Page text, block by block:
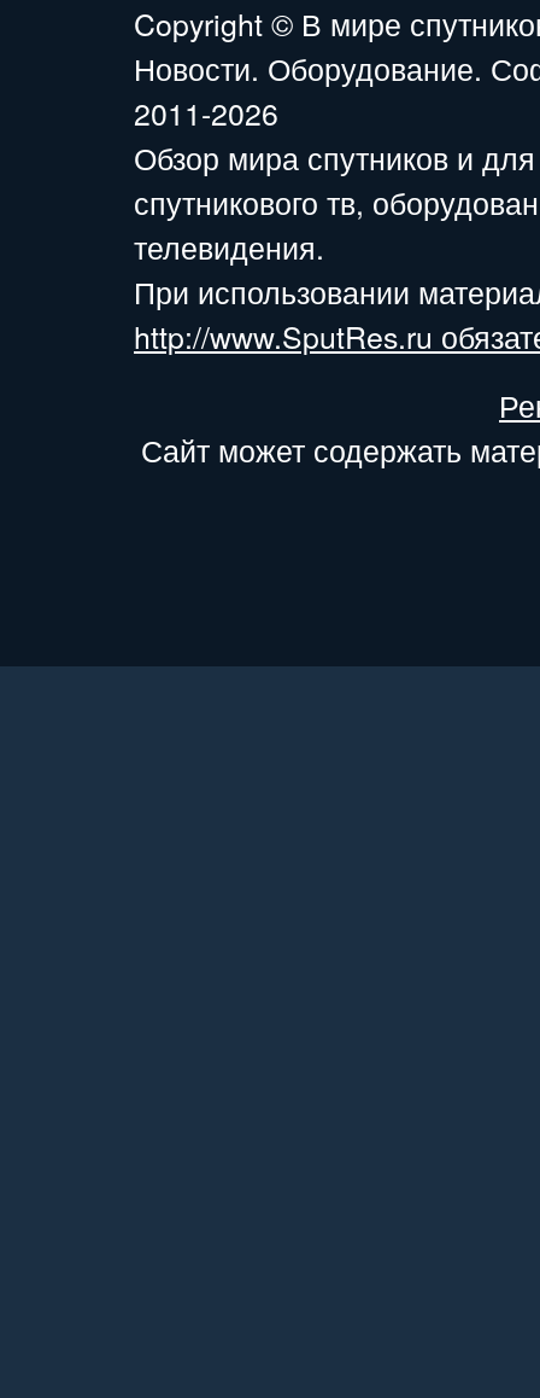
Copyright © В мире
Новости. Оборудование.
2011-2026
Обзор мира спутников и
спутникового тв,
телевидения.
При использовании
http://www.SputRes.ru
Сайт может содержать